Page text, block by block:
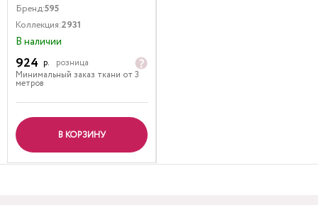
Бренд:595
Коллекция:2931
В наличии
924 р.
розница
Минимальный заказ ткани от 3
метров
В КОРЗИНУ